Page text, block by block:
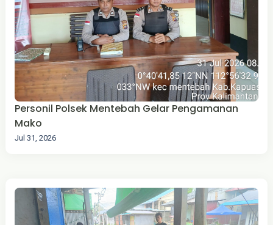
Personil Polsek Mentebah Gelar Pengamanan
Mako
Jul 31, 2026